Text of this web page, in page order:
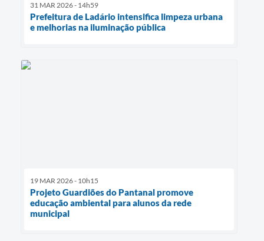
31 MAR 2026 - 14h59
Prefeitura de Ladário intensifica limpeza urbana
e melhorias na iluminação pública
19 MAR 2026 - 10h15
Projeto Guardiões do Pantanal promove
educação ambiental para alunos da rede
municipal